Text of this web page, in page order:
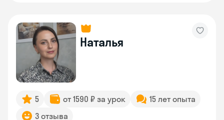
Наталья
5 от 1590 ₽ за урок
15 лет опыта
3 отзыва